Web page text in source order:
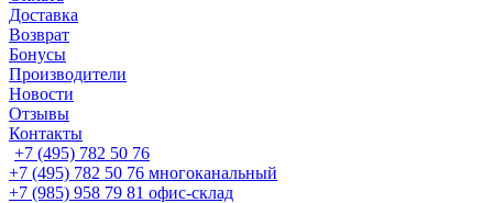
Доставка
Возврат
Бонусы
Производители
Новости
Отзывы
Контакты
+7 (495) 782 50 76
+7 (495) 782 50 76 многоканальный
+7 (985) 958 79 81 офис-склад